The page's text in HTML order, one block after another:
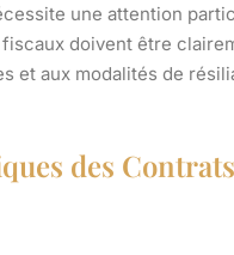
une attention
doivent être
et aux modalités de
des